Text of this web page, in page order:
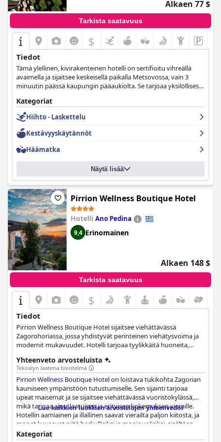
Alkaen 77 $
Tarkista saatavuus
$
Tiedot
Tämä ylellinen, kivirakenteinen hotelli on sertifioitu vihreällä
avaimella ja sijaitsee keskeisellä paikalla Metsovossa, vain 3
minuutin päässä kaupungin pääaukiolta. Se tarjoaa yksilöllisesti
Kategoriat
Hiihto - Laskettelu
Kestävyyskäytännöt
Häämatka
Näytä lisää
Pirrion Wellness Boutique Hotel
Hotelli Ano Pedina
9,4 Erinomainen
Alkaen 148 $
Tarkista saatavuus
$
Tiedot
Pirrion Wellness Boutique Hotel sijaitsee viehättävässä
Zagorohoriassa, jossa yhdistyvät perinteinen viehätysvoima ja
modernit mukavuudet. Hotelli tarjoaa tyylikkäitä huoneita,
voivat nauttia monista wellness-palveluista, kuten hammamista,
ulkohieronnasta ja joogatunneista. Hotelli tarjoaa monenlaisia
ulkoilma-aktiviteetteja, kuten hiihtoa, ratsastusta, koskenlaskua
ja varjoliitoa, varmistaen ikimuistoisen kokemuksen vierailijoille,
jotka etsivät rentoutumista ja seikkailua upeassa
vuoristomaisemassa.
Yhteenveto arvosteluista
Tekoälyn laatima tiivistelmä
Pirrion Wellness Boutique Hotelon loistava tukikohta Zagorian
kauniiseen ympäristöön tutustumiselle. Sen sijainti tarjoaa
upeat maisemat ja se sijaitsee viehättävässä vuoristokylässä,
mikä tarjoaa ainutlaatuisen ja erityisen kokemuksen vieraille.
Hotellin aamiainen ja illallinen saavat vierailta paljon kiitosta, ja
monet kuvaavat niitä herkullisiksi ja monipuolisiksi, sisältäen
paikallisia tuotteita ja perinteisiä kreikkalaisia ruokia. Hotellin
Lue kaikkien luokkien arvostelujen yhteenvedot
Kategoriat